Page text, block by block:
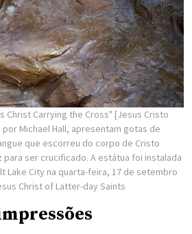
Christ Carrying the Cross" [Jesus Cristo
Michael Hall, apresentam gotas de
que escorreu do corpo de Cristo
ser crucificado. A estátua foi instalada
Lake City na quarta-feira, 17 de setembro
Christ of Latter-day Saints